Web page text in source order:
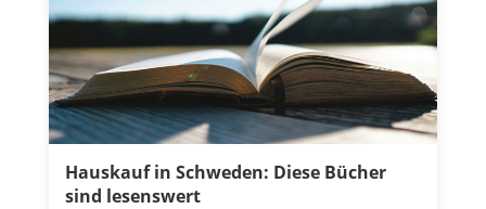
Hauskauf in Schweden: Diese Bücher
sind lesenswert